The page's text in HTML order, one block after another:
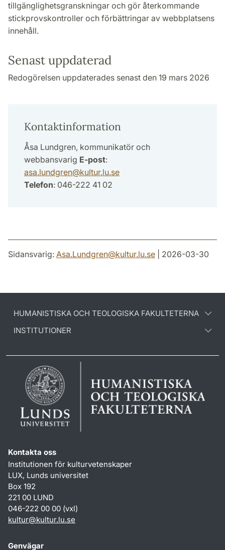
tillgänglighetsgranskningar och gör återkommande
stickprovskontroller och förbättringar av webbplatsens
innehåll.
Senast uppdaterad
Redogörelsen uppdaterades senast den 19 mars 2026
Kontaktinformation
Åsa Lundgren, kommunikatör och
webbansvarig E-post:
asa.lundgren@kultur.lu.se
Telefon: 046-222 41 02
Sidansvarig: Asa.Lundgren@kultur.lu.se | 2026-03-30
HUMANISTISKA OCH TEOLOGISKA FAKULTETERNA
INSTITUTIONER
Kontakta oss
Institutionen för kulturvetenskaper
LUX, Lunds universitet
Box 192
221 00 LUND
046-222 00 00 (vxl)
kultur@kultur.lu.se
Genvägar